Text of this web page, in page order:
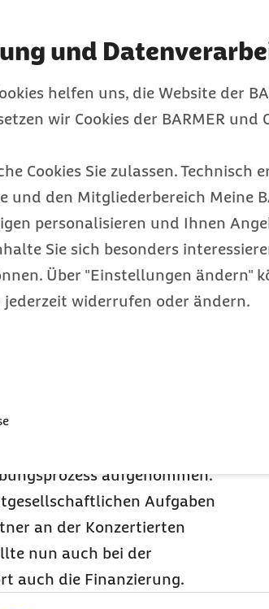
und
helfen uns, die Website der
wir Cookies der BARMER
Cookies Sie zulassen.
und den Mitgliederbereich Meine
personalisieren und Ihnen
Sie sich besonders
Über "Einstellungen ändern"
jederzeit widerrufen oder ändern.
und den
angemessene Vergütung
befürwortet es, die
zu
Gesetzes könnte die
auf Grundlage
in der Pflege: Für
aktuell bereits
entwickelt. Um eine
können.
Diese
Entwurf eines Digitale
aufgenommen.
Aufgaben
an der Konzertierten
nun auch bei der
auch die Finanzierung.